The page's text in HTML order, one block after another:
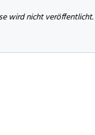
wird nicht veröffentlicht.